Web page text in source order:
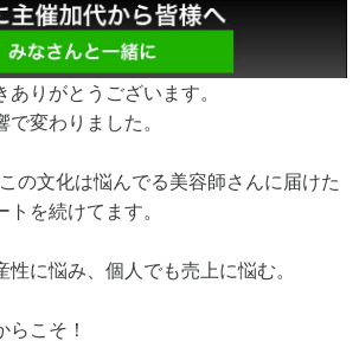
りがとうございます。
変わりました。
の文化は悩んでる美容師さんに届けた
トを続けてます。
に悩み、個人でも売上に悩む。
らこそ！